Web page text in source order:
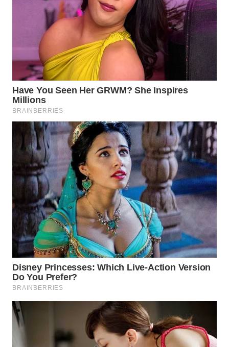
WN
TANGERANG
BINJAI
WN
CIREBON
WN
INDRAMAYU
WN
KUNINGAN
WN
MAJALENGKA
WN
SUBANG
WN
SUKABUMI
PURWAKARTA